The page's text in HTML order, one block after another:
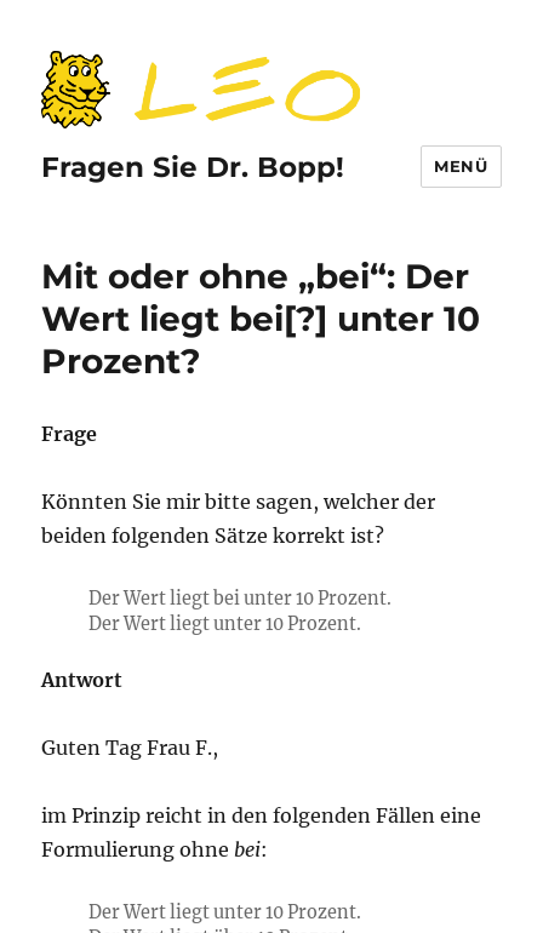
Fragen Sie Dr. Bopp! MENÜ
Mit oder ohne „bei“: Der
Wert liegt bei[?] unter 10
Prozent?
Frage
Könnten Sie mir bitte sagen, welcher der
beiden folgenden Sätze korrekt ist?
Der Wert liegt bei unter 10 Prozent.
Der Wert liegt unter 10 Prozent.
Antwort
Guten Tag Frau F.,
im Prinzip reicht in den folgenden Fällen eine
Formulierung ohne bei:
Der Wert liegt unter 10 Prozent.